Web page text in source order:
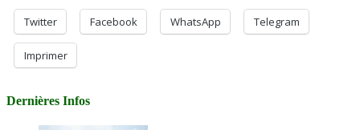
Twitter Facebook WhatsApp Telegram
Imprimer
Dernières Infos